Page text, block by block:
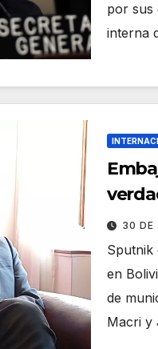
por sus
interna
30 DE
Sputnik
en
de
Macri y